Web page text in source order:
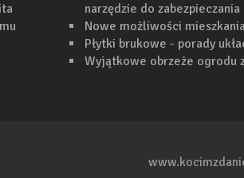
narzędzie do
Nowe możliwości
Płytki brukowe - porady
Wyjątkowe obrzeże ogrodu